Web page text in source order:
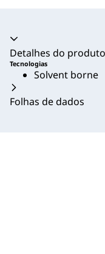
Acordeão recolhido
Detalhes do produto
Tecnologias
Solvent borne
Folhas de dados